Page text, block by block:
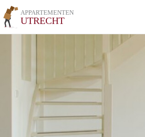
APPARTEMENTEN
UTRECHT